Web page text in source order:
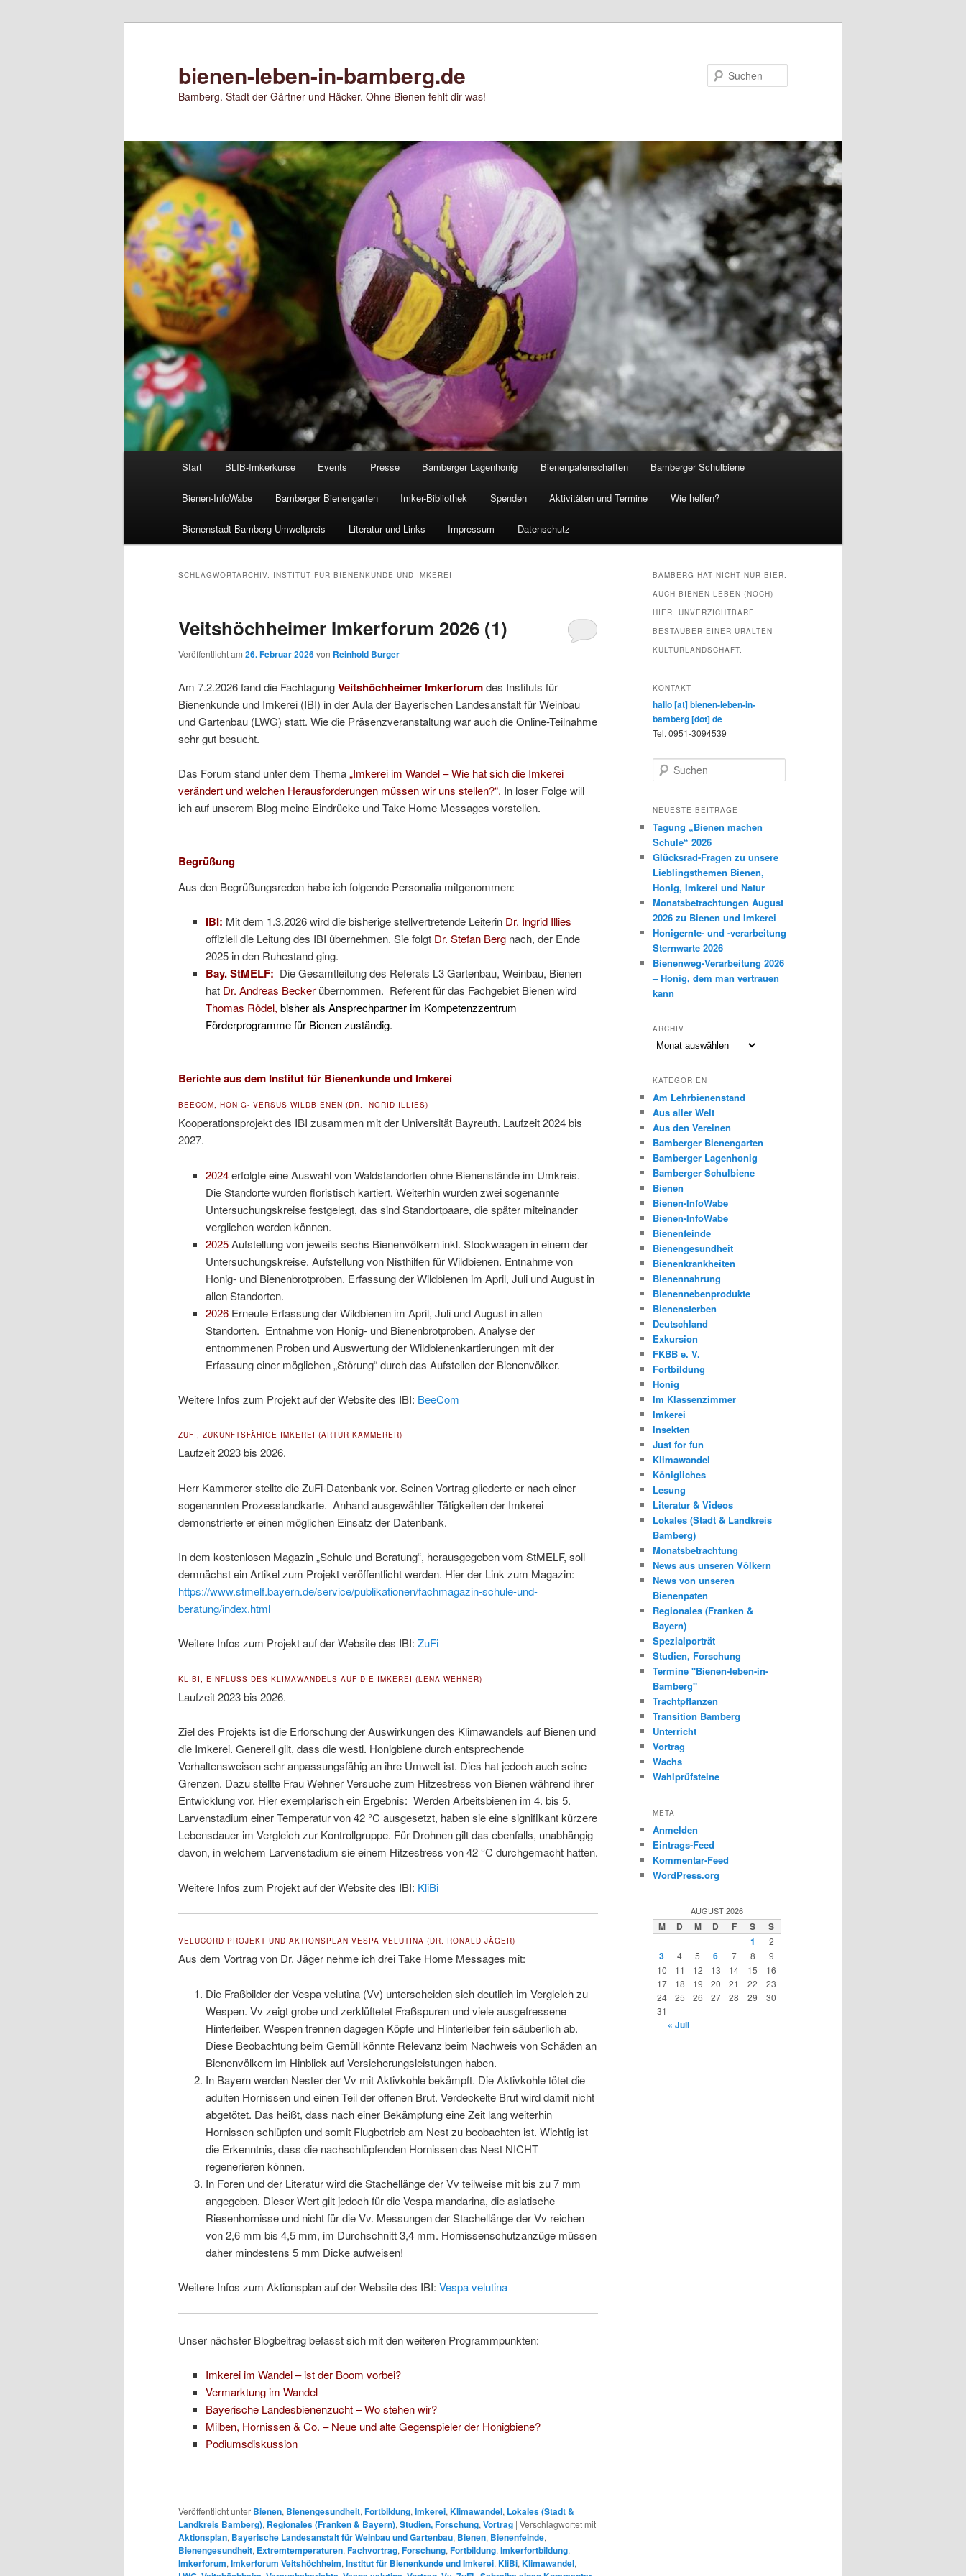
bienen-leben-in-bamberg.de
Bamberg. Stadt der Gärtner und Häcker. Ohne Bienen fehlt dir was!
Start BLIB-Imkerkurse Events Presse Bamberger Lagenhonig Bienenpatenschaften Bamberger Schulbiene
Bienen-InfoWabe Bamberger Bienengarten Imker-Bibliothek Spenden Aktivitäten und Termine Wie helfen?
Bienenstadt-Bamberg-Umweltpreis Literatur und Links Impressum Datenschutz
SCHLAGWORTARCHIV: INSTITUT FÜR BIENENKUNDE UND IMKEREI
Veitshöchheimer Imkerforum 2026 (1)
Veröffentlicht am 26. Februar 2026von Reinhold Burger
Am 7.2.2026 fand die FachtagungVeitshöchheimer Imkerforumdes Instituts für
Bienenkunde und Imkerei (IBI) in der Aula der Bayerischen Landesanstalt für Weinbau
und Gartenbau (LWG) statt. Wie die Präsenzveranstaltung war auch die Online-Teilnahme
sehr gut besucht.
Das Forum stand unter dem Thema„Imkerei im Wandel – Wie hat sich die Imkerei
verändert und welchen Herausforderungen müssen wir uns stellen?“. In loser Folge will
ich auf unserem Blog meine Eindrücke und Take Home Messages vorstellen.
Begrüßung
Aus den Begrüßungsreden habe ich folgende Personalia mitgenommen:
IBI: Mit dem 1.3.2026 wird die bisherige stellvertretende Leiterin Dr. Ingrid Illies
offiziell die Leitung des IBI übernehmen. Sie folgt Dr. Stefan Bergnach, der Ende
2025 in den Ruhestand ging.
Bay. StMELF: Die Gesamtleitung des Referats L3 Gartenbau, Weinbau, Bienen
hat Dr. Andreas Becker übernommen. Referent für das Fachgebiet Bienen wird
Thomas Rödel, bisher als Ansprechpartner im Kompetenzzentrum
Förderprogramme für Bienen zuständig.
Berichte aus dem Institut für Bienenkunde und Imkerei
BEECOM, HONIG- VERSUS WILDBIENEN (DR. INGRID ILLIES)
Kooperationsprojekt des IBI zusammen mit der Universität Bayreuth. Laufzeit 2024 bis
2027.
2024erfolgte eine Auswahl von Waldstandorten ohne Bienenstände im Umkreis.
Die Standorte wurden floristisch kartiert. Weiterhin wurden zwei sogenannte
Untersuchungskreise festgelegt, das sind Standortpaare, die später miteinander
verglichen werden können.
2025Aufstellung von jeweils sechs Bienenvölkern inkl. Stockwaagen in einem der
Untersuchungskreise. Aufstellung von Nisthilfen für Wildbienen. Entnahme von
Honig- und Bienenbrotproben. Erfassung der Wildbienen im April, Juli und August in
allen Standorten.
2026Erneute Erfassung der Wildbienen im April, Juli und August in allen
Standorten. Entnahme von Honig- und Bienenbrotproben. Analyse der
entnommenen Proben und Auswertung der Wildbienenkartierungen mit der
Erfassung einer möglichen „Störung“ durch das Aufstellen der Bienenvölker.
Weitere Infos zum Projekt auf der Website des IBI: BeeCom
ZUFI, ZUKUNFTSFÄHIGE IMKEREI (ARTUR KAMMERER)
Laufzeit 2023 bis 2026.
Herr Kammerer stellte die ZuFi-Datenbank vor. Seinen Vortrag gliederte er nach einer
sogenannten Prozesslandkarte. Anhand ausgewählter Tätigkeiten der Imkerei
demonstrierte er einen möglichen Einsatz der Datenbank.
In dem kostenlosen Magazin „Schule und Beratung“, herausgegeben vom StMELF, soll
demnächst ein Artikel zum Projekt veröffentlicht werden. Hier der Link zum Magazin:
https://www.stmelf.bayern.de/service/publikationen/fachmagazin-schule-und-
beratung/index.html
Weitere Infos zum Projekt auf der Website des IBI: ZuFi
KLIBI, EINFLUSS DES KLIMAWANDELS AUF DIE IMKEREI (LENA WEHNER)
Laufzeit 2023 bis 2026.
Ziel des Projekts ist die Erforschung der Auswirkungen des Klimawandels auf Bienen und
die Imkerei. Generell gilt, dass die westl. Honigbiene durch entsprechende
Verhaltensweisen sehr anpassungsfähig an ihre Umwelt ist. Dies hat jedoch auch seine
Grenzen. Dazu stellte Frau Wehner Versuche zum Hitzestress von Bienen während ihrer
Entwicklung vor. Hier exemplarisch ein Ergebnis: Werden Arbeitsbienen im 4. bis 5.
Larvenstadium einer Temperatur von 42 °C ausgesetzt, haben sie eine signifikant kürzere
Lebensdauer im Vergleich zur Kontrollgruppe. Für Drohnen gilt das ebenfalls, unabhängig
davon, in welchem Larvenstadium sie einem Hitzestress von 42 °C durchgemacht hatten.
Weitere Infos zum Projekt auf der Website des IBI: KliBi
VELUCORD PROJEKT UND AKTIONSPLAN VESPA VELUTINA (DR. RONALD JÄGER)
Aus dem Vortrag von Dr. Jäger nehme ich drei Take Home Messages mit:
Die Fraßbilder der Vespa velutina (Vv) unterscheiden sich deutlich im Vergleich zu
Wespen. Vv zeigt grobe und zerklüftetet Fraßspuren und viele ausgefressene
Hinterleiber. Wespen trennen dagegen Köpfe und Hinterleiber fein säuberlich ab.
Diese Beobachtung beim Gemüll könnte Relevanz beim Nachweis von Schäden an
Bienenvölkern im Hinblick auf Versicherungsleistungen haben.
In Bayern werden Nester der Vv mit Aktivkohle bekämpft. Die Aktivkohle tötet die
adulten Hornissen und einen Teil der offenen Brut. Verdeckelte Brut wird damit nicht
abgetötet. Das heißt, dass nach einer Bekämpfung eine Zeit lang weiterhin
Hornissen schlüpfen und somit Flugbetrieb am Nest zu beobachten ist. Wichtig ist
die Erkenntnis, dass die nachschlüpfenden Hornissen das Nest NICHT
regenerieren können.
In Foren und der Literatur wird die Stachellänge der Vv teilweise mit bis zu 7 mm
angegeben. Dieser Wert gilt jedoch für die Vespa mandarina, die asiatische
Riesenhornisse und nicht für die Vv. Messungen der Stachellänge der Vv reichen
von 2,6 mm bis 4,5 mm, im Durchschnitt 3,4 mm. Hornissenschutzanzüge müssen
daher mindestens 5 mm Dicke aufweisen!
Weitere Infos zum Aktionsplan auf der Website des IBI: Vespa velutina
Unser nächster Blogbeitrag befasst sich mit den weiteren Programmpunkten:
Imkerei im Wandel – ist der Boom vorbei?
Vermarktung im Wandel
Bayerische Landesbienenzucht – Wo stehen wir?
Milben, Hornissen & Co. – Neue und alte Gegenspieler der Honigbiene?
Podiumsdiskussion
Veröffentlicht unter Bienen, Bienengesundheit, Fortbildung, Imkerei, Klimawandel, Lokales (Stadt &
Landkreis Bamberg), Regionales (Franken & Bayern), Studien, Forschung, Vortrag | Verschlagwortet mit
Aktionsplan, Bayerische Landesanstalt für Weinbau und Gartenbau, Bienen, Bienenfeinde,
Bienengesundheit, Extremtemperaturen, Fachvortrag, Forschung, Fortbildung, Imkerfortbildung,
Imkerforum, Imkerforum Veitshöchheim, Institut für Bienenkunde und Imkerei, KliBi, Klimawandel,
BAMBERG HAT NICHT NUR BIER.
AUCH BIENEN LEBEN (NOCH)
HIER. UNVERZICHTBARE
BESTÄUBER EINER URALTEN
KULTURLANDSCHAFT.
KONTAKT
hallo [at] bienen-leben-in-
bamberg [dot] de
Tel. 0951-3094539
u
h
n
NEUESTE BEITRÄGE
Tagung „Bienen machen
Schule“ 2026
Glücksrad-Fragen zu unsere
Lieblingsthemen Bienen,
Honig, Imkerei und Natur
Monatsbetrachtungen August
2026 zu Bienen und Imkerei
Honigernte- und -verarbeitung
Sternwarte 2026
Bienenweg-Verarbeitung 2026
– Honig, dem man vertrauen
kann
ARCHIV
Archiv
KATEGORIEN
Am Lehrbienenstand
Aus aller Welt
Aus den Vereinen
Bamberger Bienengarten
Bamberger Lagenhonig
Bamberger Schulbiene
Bienen
Bienen-InfoWabe
Bienen-InfoWabe
Bienenfeinde
Bienengesundheit
Bienenkrankheiten
Bienennahrung
Bienennebenprodukte
Bienensterben
Deutschland
Exkursion
FKBB e. V.
Fortbildung
Honig
Im Klassenzimmer
Imkerei
Insekten
Just for fun
Klimawandel
Königliches
Lesung
Literatur & Videos
Lokales (Stadt & Landkreis
Bamberg)
Monatsbetrachtung
News aus unseren Völkern
News von unseren
Bienenpaten
Regionales (Franken &
Bayern)
Spezialporträt
Studien, Forschung
Termine "Bienen-leben-in-
Bamberg"
Trachtpflanzen
Transition Bamberg
Unterricht
Vortrag
Wachs
Wahlprüfsteine
META
Anmelden
Eintrags-Feed
Kommentar-Feed
WordPress.org
AUGUST 2026
M D M D F S
S
1
2
3 4 5 6 7 8
9
10
11 12 13 14 15
16
17
18 19 20 21 22
23
24
25 26 27 28 29
30
31
« Juli